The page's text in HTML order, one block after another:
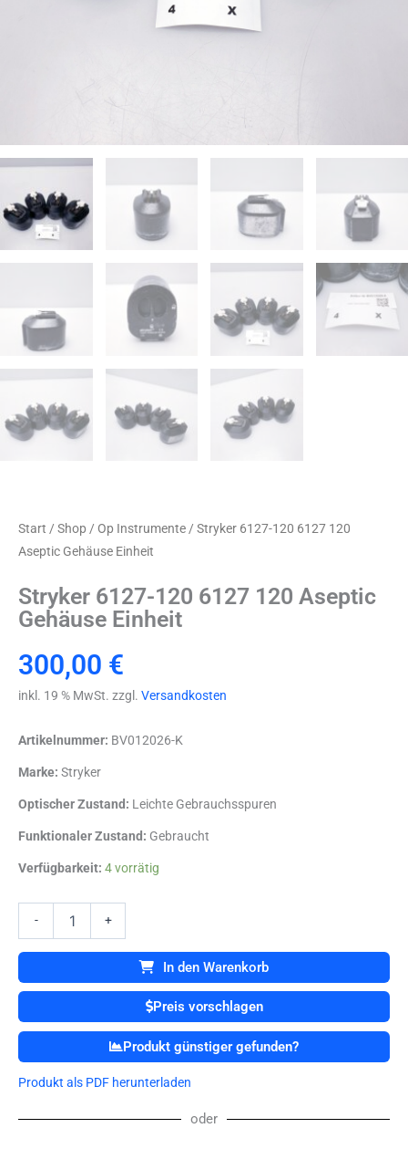
Start / Shop / Op Instrumente/ Stryker 6127-120 6127 120
Aseptic Gehäuse Einheit
Stryker 6127-120 6127 120 Aseptic
Gehäuse Einheit
300,00 €
inkl. 19 % MwSt. zzgl. Versandkosten
Artikelnummer: BV012026-K
Marke: Stryker
Optischer Zustand: Leichte Gebrauchsspuren
Funktionaler Zustand: Gebraucht
Verfügbarkeit: 4 vorrätig
-
Stryker
120
6127
120
Aseptic
Gehäuse
Einheit
+
In den Warenkorb
Preis vorschlagen
Produkt günstiger gefunden?
Produkt als PDF herunterladen
oder